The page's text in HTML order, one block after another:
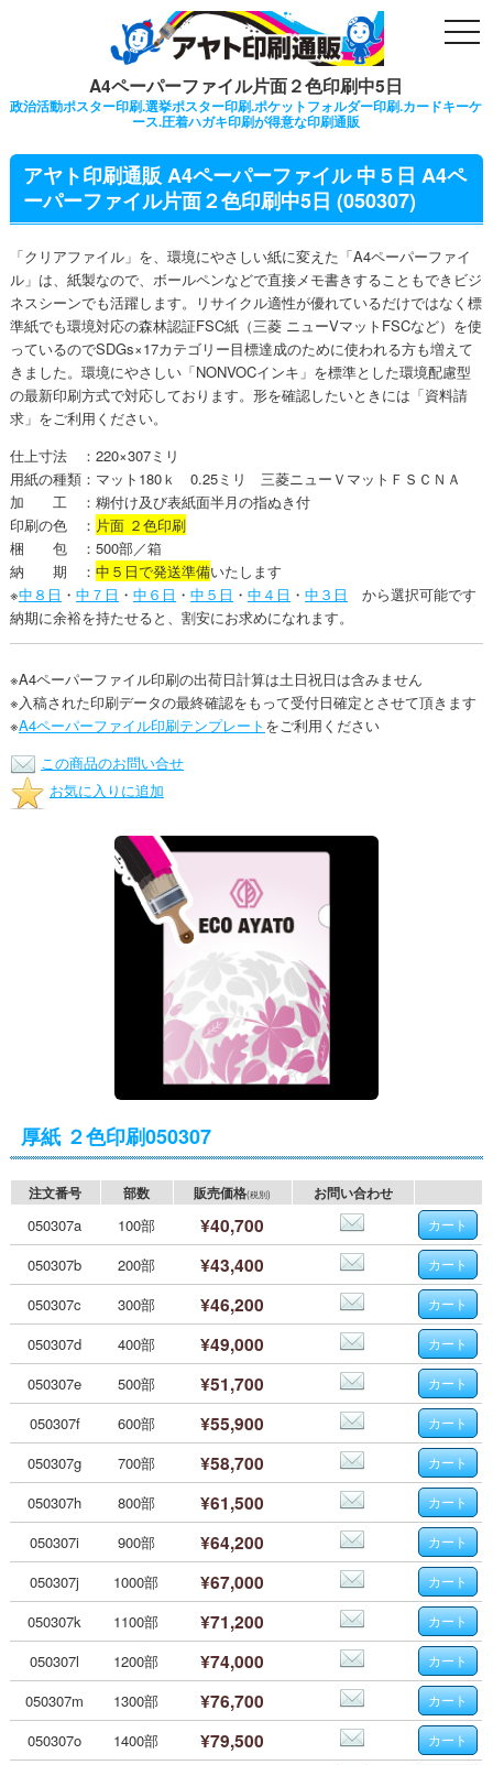
A4ペーパーファイル片面２色印刷中5日
政治活動ポスター印刷.選挙ポスター印刷.ポケットフォルダー印刷.カードキーケ
ース.圧着ハガキ印刷が得意な印刷通販
アヤト印刷通販 A4ペーパーファイル 中５日 A4ペ
ーパーファイル片面２色印刷中5日 (050307)
「クリアファイル」を、環境にやさしい紙に変えた「A4ペーパーファイ
ル」は、紙製なので、ボールペンなどで直接メモ書きすることもできビジ
ネスシーンでも活躍します。リサイクル適性が優れているだけではなく標
準紙でも環境対応の森林認証FSC紙（三菱 ニューVマットFSCなど）を使
っているのでSDGs×17カテゴリー目標達成のために使われる方も増えて
きました。環境にやさしい「NONVOCインキ」を標準とした環境配慮型
の最新印刷方式で対応しております。形を確認したいときには「資料請
求」をご利用ください。
仕上寸法 ：220×307ミリ
用紙の種類：マット180ｋ 0.25ミリ 三菱ニューＶマットＦＳＣＮＡ
加 工 ：糊付け及び表紙面半月の指ぬき付
印刷の色 ： 片面 ２色印刷
梱 包 ：500部／箱
納 期 ： 中５日で発送準備いたします
※中８日 ・ 中７日 ・ 中６日 ・ 中５日 ・ 中４日 ・ 中３日
から選択可能です
納期に余裕を持たせると、割安にお求めになれます。
※A4ペーパーファイル印刷の出荷日計算は土日祝日は含みません
※入稿された印刷データの最終確認をもって受付日確定とさせて頂きます
※A4ペーパーファイル印刷テンプレート をご利用ください
この商品のお問い合せ
お気に入りに追加
厚紙 ２色印刷050307
注文番号 部数 販売価格(税別) お問い合わせ
050307a 100部 ¥40,700
050307b 200部 ¥43,400
050307c 300部 ¥46,200
050307d 400部 ¥49,000
050307e 500部 ¥51,700
050307f 600部 ¥55,900
050307g 700部 ¥58,700
050307h 800部 ¥61,500
050307i 900部 ¥64,200
050307j 1000部 ¥67,000
050307k 1100部 ¥71,200
050307l 1200部 ¥74,000
050307m 1300部 ¥76,700
050307o 1400部 ¥79,500